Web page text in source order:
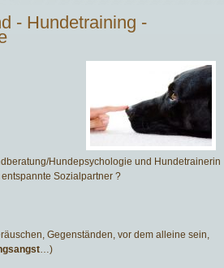
- Hundetraining -
Hundepsychologie und Hundetrainerin
Sozialpartner ?
Gegenständen, vor dem alleine sein,
…)